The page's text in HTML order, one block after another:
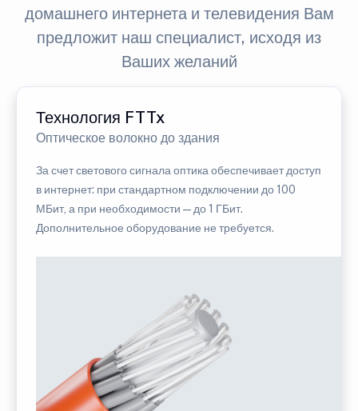
домашнего интернета и телевидения Вам
предложит наш специалист, исходя из
Ваших желаний
Технология FTTx
Оптическое волокно до здания
За счет светового сигнала оптика обеспечивает доступ
в интернет: при стандартном подключении до 100
МБит, а при необходимости — до 1 ГБит.
Дополнительное оборудование не требуется.